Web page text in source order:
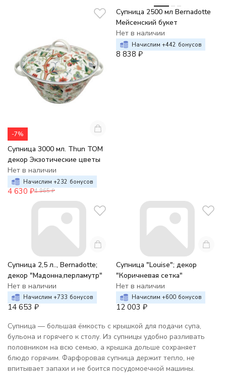
-7%
Супница 3000 мл. Thun TOM
декор Экзотические цветы
Нет в наличии
Начислим +232 бонусов
4 630 ₽4 965 ₽
Супница 2500 мл Bernadotte
Мейсенский букет
Нет в наличии
Начислим +442 бонусов
8 838 ₽
Супница 2,5 л.., Bernadotte;
декор "Мадонна,перламутр"
Нет в наличии
Начислим +733 бонусов
14 653 ₽
Супница "Louise"; декор
"Коричневая сетка"
Нет в наличии
Начислим +600 бонусов
12 003 ₽
Супница — большая ёмкость с крышкой для подачи супа,
бульона и горячего к столу. Из супницы удобно разливать
половником на всю семью, а крышка дольше сохраняет
блюдо горячим. Фарфоровая супница держит тепло, не
впитывает запахи и не боится посудомоечной машины.